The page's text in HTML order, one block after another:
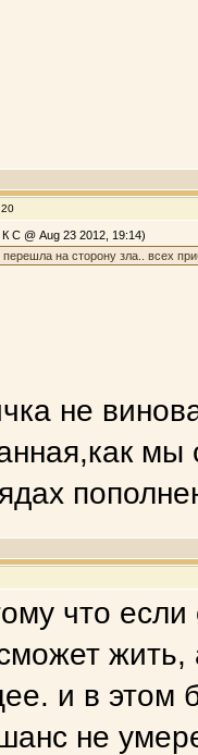
С @ Aug 23 2012, 19:14)
перешла на сторону зла.. всех
не
мы
что если
жить,
и в этом
не